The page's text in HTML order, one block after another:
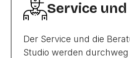
Service
Der Service und die
Studio werden